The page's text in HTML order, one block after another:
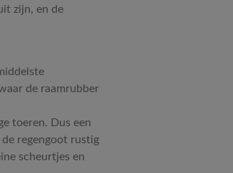
zijn, en de
de raamrubber
toeren. Dus een
regengoot rustig
scheurtjes en